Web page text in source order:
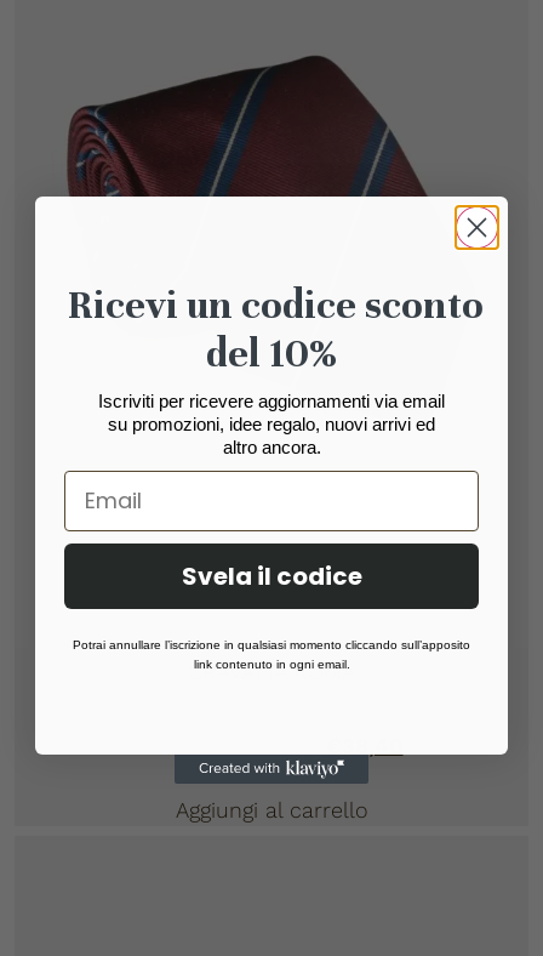
CRAVATTA ROMA
€48,00
Aggiungi al carrello
Ricevi un codice sconto
del 10%
Iscriviti per ricevere aggiornamenti via email
su promozioni, idee regalo, nuovi arrivi ed
altro ancora.
Svela il codice
Potrai annullare l’iscrizione in qualsiasi momento cliccando sull’apposito
link contenuto in ogni email.